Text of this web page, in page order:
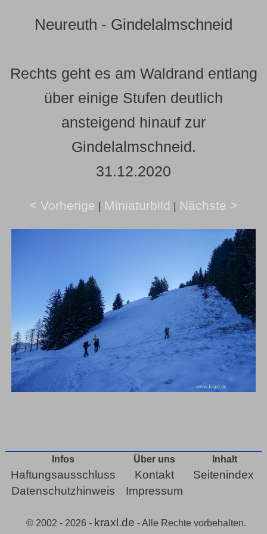
Neureuth - Gindelalmschneid
Rechts geht es am Waldrand entlang
über einige Stufen deutlich
ansteigend hinauf zur
Gindelalmschneid.
31.12.2020
< Vorherige | Miniaturbild | Nächste >
Infos
Haftungsausschluss
Datenschutzhinweis
Über uns
Kontakt
Impressum
Inhalt
Seitenindex
© 2002 - 2026 - kraxl.de - Alle Rechte vorbehalten.